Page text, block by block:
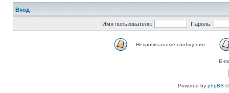
Вход
Имя пользователя: Пароль:
Непрочитанные сообщения
E-
Powered by phpBB